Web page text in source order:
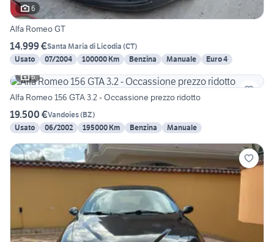
6
Alfa Romeo GT
14.999 €Santa Maria di Licodia (CT)
Usato
07/2004 100000 Km Benzina Manuale
Euro 4
6
Alfa Romeo 156 GTA 3.2 - Occassione prezzo ridotto
19.500 €Vandoies(BZ)
Usato
06/2002 195000 Km Benzina Manuale